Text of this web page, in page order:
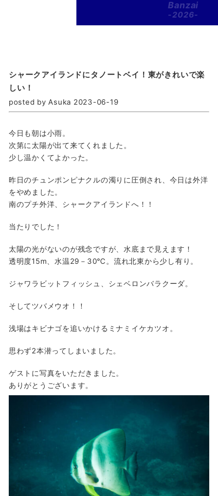
Banzai
-2026-
シャークアイランドにタノートベイ！東がきれいで楽
しい！
posted by Asuka 2023-06-19
今日も朝は小雨。
次第に太陽が出て来てくれました。
少し温かくてよかった。
昨日のチュンポンピナクルの濁りに圧倒され、今日は外洋
をやめました。
南のプチ外洋、シャークアイランドへ！！
当たりでした！
太陽の光がないのが残念ですが、水底まで見えます！
透明度15m、水温29－30℃。流れ北東から少し有り。
ジャワラビットフィッシュ、シェベロンバラクーダ。
そしてツバメウオ！！
浅場はキビナゴを追いかけるミナミイケカツオ。
思わず2本潜ってしまいました。
ゲストに写真をいただきました。
ありがとうございます。